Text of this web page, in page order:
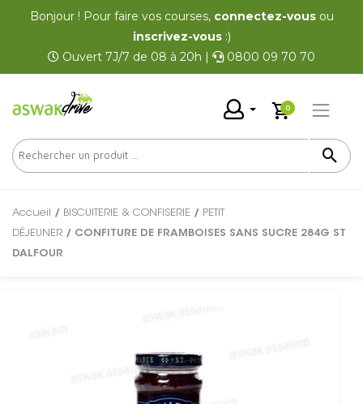
Bonjour ! Pour faire vos courses, connectez-vousou
inscrivez-vous:)
Ouvert 7J/7 de 08 à 20h |
0800 09 70 70
0
Accueil / BISCUITERIE & CONFISERIE / PETIT
DÉJEUNER / CONFITURE DE FRAMBOISES SANS SUCRE 284G ST
DALFOUR